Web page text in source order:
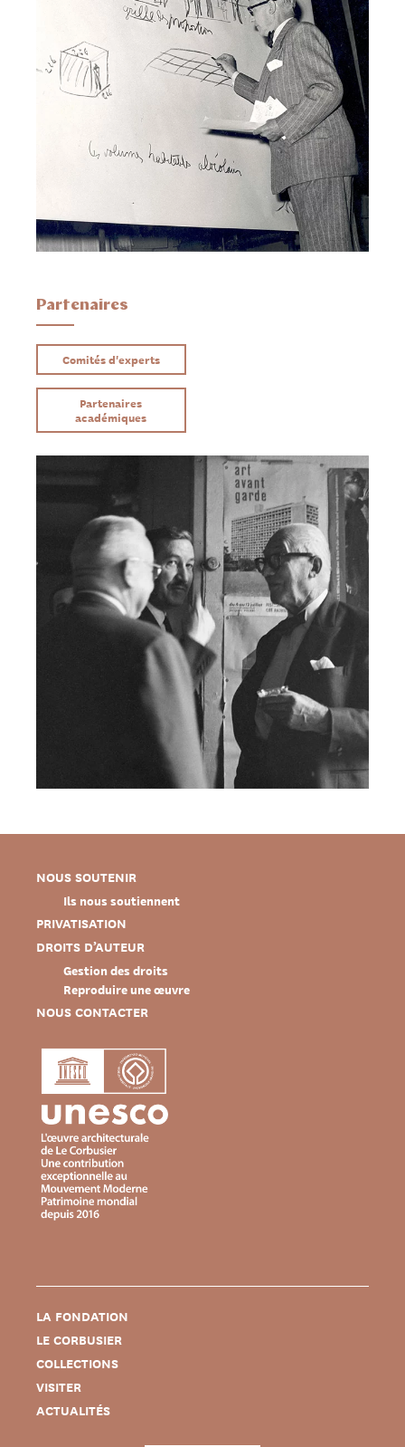
Partenaires
Comités d'experts
Partenaires
académiques
NOUS SOUTENIR
Ils nous soutiennent
PRIVATISATION
DROITS D’AUTEUR
Gestion des droits
Reproduire une œuvre
NOUS CONTACTER
LA FONDATION
LE CORBUSIER
COLLECTIONS
VISITER
ACTUALITÉS